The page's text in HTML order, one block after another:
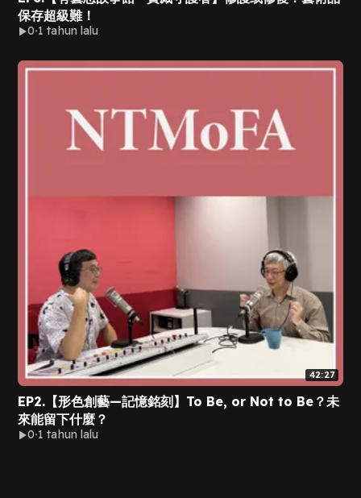
保存超級難！
0 1 tahun lalu
42:27
EP2.【形色創藝—記憶銘刻】To Be, or Not to Be？未
來能留下什麼？
0 1 tahun lalu